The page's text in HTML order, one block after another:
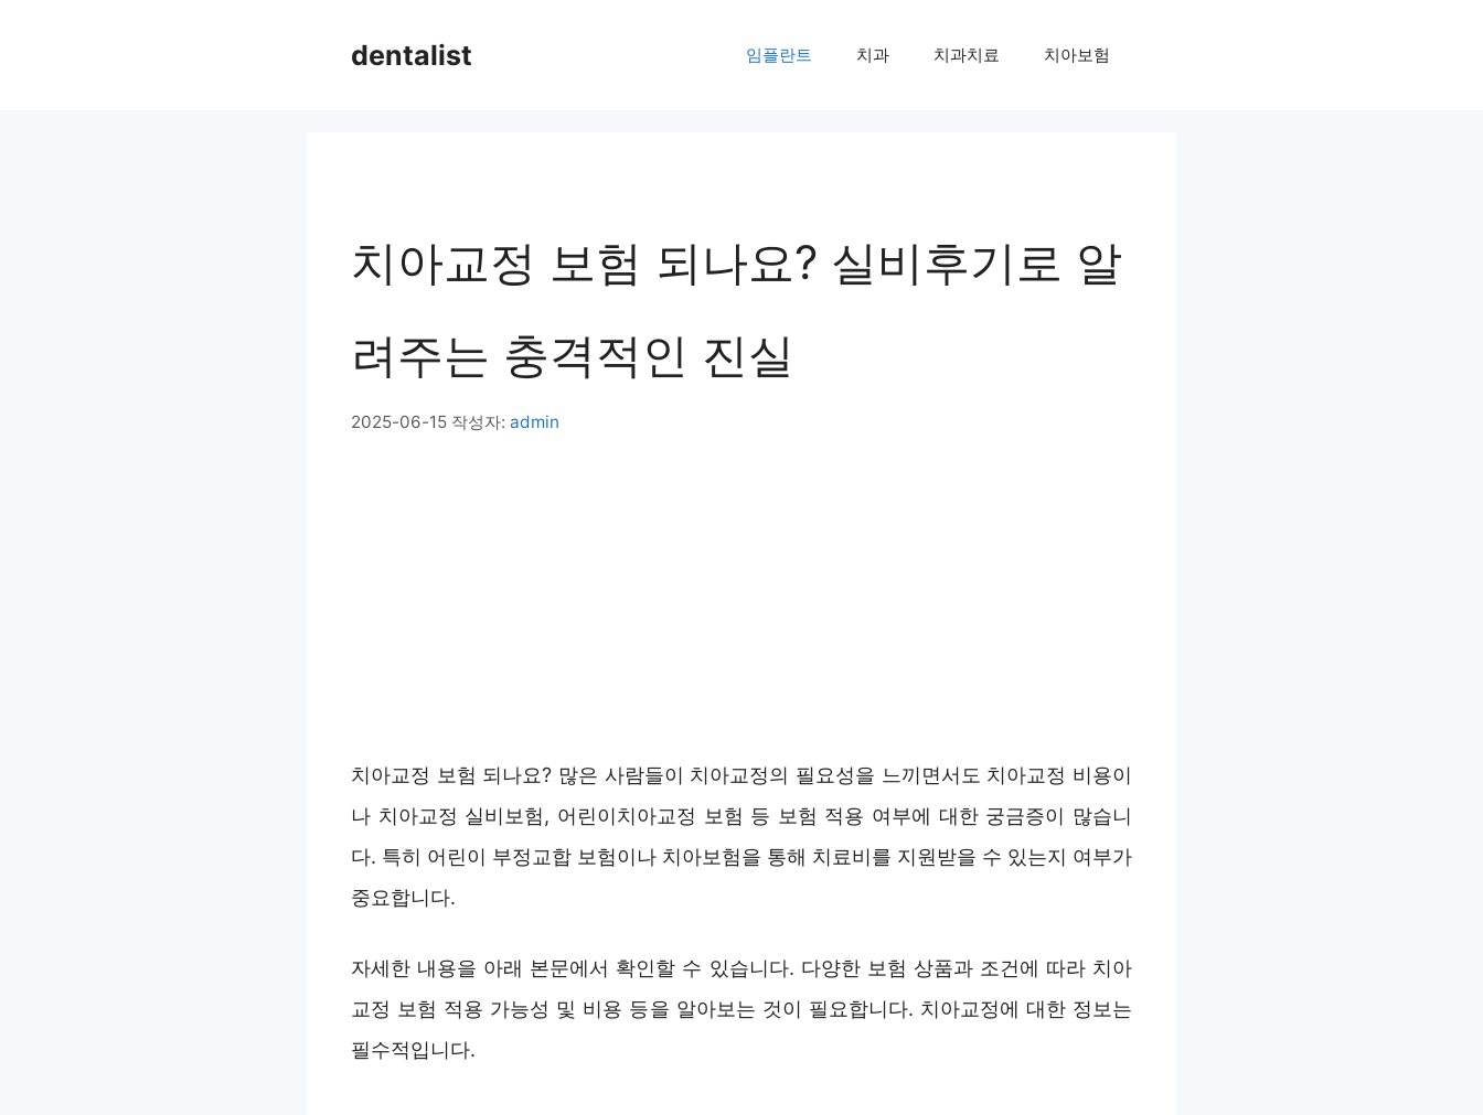
dentalist 임플란트 치과 치과치료 치아보험
치아교정 보험 되나요? 실비후기로 알
려주는 충격적인 진실
2025-06-15 작성자: admin
치아교정 보험 되나요? 많은 사람들이 치아교정의 필요성을 느끼면서도 치아교정 비용이
나 치아교정 실비보험, 어린이치아교정 보험 등 보험 적용 여부에 대한 궁금증이 많습니
다. 특히 어린이 부정교합 보험이나 치아보험을 통해 치료비를 지원받을 수 있는지 여부가
중요합니다.
자세한 내용을 아래 본문에서 확인할 수 있습니다. 다양한 보험 상품과 조건에 따라 치아
교정 보험 적용 가능성 및 비용 등을 알아보는 것이 필요합니다. 치아교정에 대한 정보는
필수적입니다.